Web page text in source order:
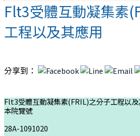
Flt3受體互動凝集素
工程以及其應用
分享到：
Flt3受體互動凝集素(FRIL)之分子工程以
本院覽號
28A-1091020